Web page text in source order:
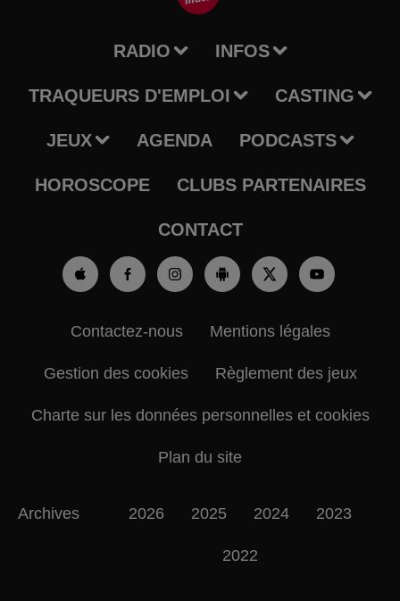
RADIO INFOS
TRAQUEURS D'EMPLOI CASTING
JEUX AGENDA PODCASTS
HOROSCOPE CLUBS PARTENAIRES
CONTACT
Contactez-nous Mentions légales
Gestion des cookies Règlement des jeux
Charte sur les données personnelles et cookies
Plan du site
Archives 2026 2025 2024 2023
2022